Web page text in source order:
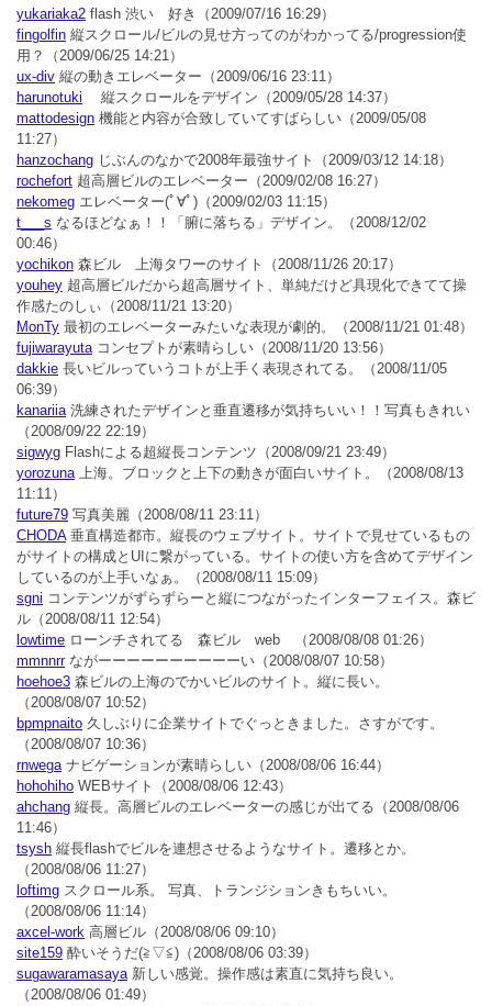
yukariaka2 flash 渋い 好き
（2009/07/16 16:29）
fingolfin 縦スクロール/ビルの見せ方ってのがわかってる/progression使
用？
（2009/06/25 14:21）
ux-div 縦の動きエレベーター （2009/06/16 23:11）
harunotuki 縦スクロールをデザイン （2009/05/28 14:37）
mattodesign 機能と内容が合致していてすばらしい （2009/05/08
11:27）
hanzochang じぶんのなかで2008年最強サイト
（2009/03/12 14:18）
rochefort 超高層ビルのエレベーター （2009/02/08 16:27）
nekomeg エレベーター(ﾟ∀ﾟ) （2009/02/03 11:15）
t___s なるほどなぁ！！「腑に落ちる」デザイン。
（2008/12/02
00:46）
yochikon 森ビル 上海タワーのサイト
（2008/11/26 20:17）
youhey 超高層ビルだから超高層サイト、単純だけど具現化できてて操
作感たのしぃ （2008/11/21 13:20）
MonTy 最初のエレベーターみたいな表現が劇的。
（2008/11/21 01:48）
fujiwarayutaコンセプトが素晴らしい （2008/11/20 13:56）
dakkie 長いビルっていうコトが上手く表現されてる。
（2008/11/05
06:39）
kanariia洗練されたデザインと垂直遷移が気持ちいい！！写真もきれい
（2008/09/22 22:19）
sigwyg Flashによる超縦長コンテンツ （2008/09/21 23:49）
yorozuna上海。ブロックと上下の動きが面白いサイト。
（2008/08/13
11:11）
future79 写真美麗 （2008/08/11 23:11）
CHODA垂直構造都市。縦長のウェブサイト。サイトで見せているもの
がサイトの構成とUIに繋がっている。サイトの使い方を含めてデザイン
しているのが上手いなぁ。
（2008/08/11 15:09）
sgni コンテンツがずらずらーと縦につながったインターフェイス。森ビ
ル （2008/08/11 12:54）
lowtime ローンチされてる 森ビル web
（2008/08/08 01:26）
mmnnrrながーーーーーーーーーーい （2008/08/07 10:58）
hoehoe3 森ビルの上海のでかいビルのサイト。縦に長い。
（2008/08/07 10:52）
bpmpnaito 久しぶりに企業サイトでぐっときました。さすがです。
（2008/08/07 10:36）
rnwegaナビゲーションが素晴らしい （2008/08/06 16:44）
hohohiho WEBサイト
（2008/08/06 12:43）
ahchang 縦長。高層ビルのエレベーターの感じが出てる （2008/08/06
11:46）
tsysh 縦長flashでビルを連想させるようなサイト。遷移とか。
（2008/08/06 11:27）
loftimg スクロール系。 写真、トランジションきもちいい。
（2008/08/06 11:14）
axcel-work 高層ビル （2008/08/06 09:10）
site159 酔いそうだ(≧▽≦) （2008/08/06 03:39）
sugawaramasaya新しい感覚。操作感は素直に気持ち良い。
（2008/08/06 01:49）